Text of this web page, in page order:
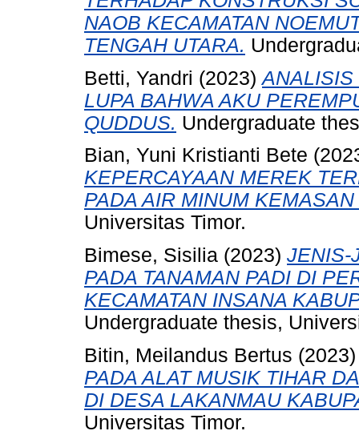
NAOB KECAMATAN
TENGAH UTARA.
Betti, Yandri (2023)ANALISIS
LUPA BAHWA AKU
QUDDUS. Undergraduate
Bian, Yuni Kristianti Bete
KEPERCAYAAN MEREK
PADA AIR MINUM
Universitas Timor.
Bimese, Sisilia (2023) JENIS-
PADA TANAMAN PADI DI
KECAMATAN INSANA
Undergraduate thesis,
Bitin, Meilandus Bertus
PADA ALAT MUSIK TIHAR
DI DESA LAKANMAU
Universitas Timor.